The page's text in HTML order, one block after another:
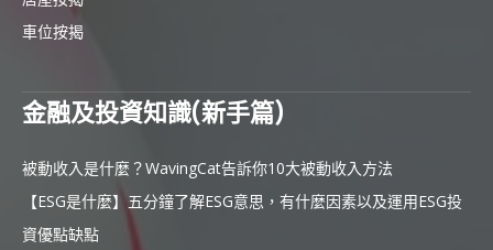
車位按揭
金融及投資知識(新手篇)
被動收入是什麼？WavingCat告訴你10大被動收入方法
【ESG是什麼】五分鐘了解ESG意思，有什麼因素以及運用ESG投
資優點缺點